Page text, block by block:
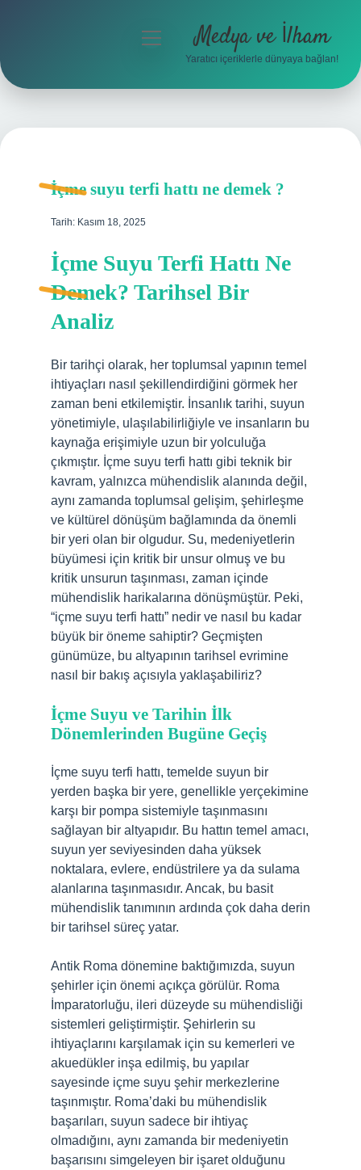
Hakkımızda
menüyü
Medya ve İlham
Yaratıcı içeriklerle dünyaya bağlan!
İçme suyu terfi hattı ne demek ?
Tarih: Kasım 18, 2025
İçme Suyu Terfi Hattı Ne
Demek? Tarihsel Bir
Analiz
Bir tarihçi olarak, her toplumsal yapının temel
ihtiyaçları nasıl şekillendirdiğini görmek her
zaman beni etkilemiştir. İnsanlık tarihi, suyun
yönetimiyle, ulaşılabilirliğiyle ve insanların bu
kaynağa erişimiyle uzun bir yolculuğa
çıkmıştır. İçme suyu terfi hattı gibi teknik bir
kavram, yalnızca mühendislik alanında değil,
aynı zamanda toplumsal gelişim, şehirleşme
ve kültürel dönüşüm bağlamında da önemli
bir yeri olan bir olgudur. Su, medeniyetlerin
büyümesi için kritik bir unsur olmuş ve bu
kritik unsurun taşınması, zaman içinde
mühendislik harikalarına dönüşmüştür. Peki,
“içme suyu terfi hattı” nedir ve nasıl bu kadar
büyük bir öneme sahiptir? Geçmişten
günümüze, bu altyapının tarihsel evrimine
nasıl bir bakış açısıyla yaklaşabiliriz?
İçme Suyu ve Tarihin İlk
Dönemlerinden Bugüne Geçiş
İçme suyu terfi hattı, temelde suyun bir
yerden başka bir yere, genellikle yerçekimine
karşı bir pompa sistemiyle taşınmasını
sağlayan bir altyapıdır. Bu hattın temel amacı,
suyun yer seviyesinden daha yüksek
noktalara, evlere, endüstrilere ya da sulama
alanlarına taşınmasıdır. Ancak, bu basit
mühendislik tanımının ardında çok daha derin
bir tarihsel süreç yatar.
Antik Roma dönemine baktığımızda, suyun
şehirler için önemi açıkça görülür. Roma
İmparatorluğu, ileri düzeyde su mühendisliği
sistemleri geliştirmiştir. Şehirlerin su
ihtiyaçlarını karşılamak için su kemerleri ve
akuedükler inşa edilmiş, bu yapılar
sayesinde içme suyu şehir merkezlerine
taşınmıştır. Roma’daki bu mühendislik
başarıları, suyun sadece bir ihtiyaç
olmadığını, aynı zamanda bir medeniyetin
başarısını simgeleyen bir işaret olduğunu